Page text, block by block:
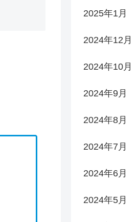
2025年1月
2024年12月
2024年10月
2024年9月
2024年8月
2024年7月
2024年6月
2024年5月